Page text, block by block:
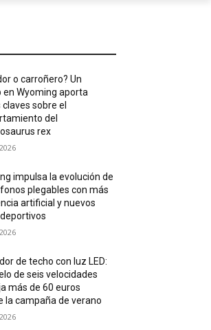
o carroñero? Un
en Wyoming aporta
sobre el
del
rex
impulsa la evolución de
plegables con más
artificial y nuevos
de techo con luz LED:
de seis velocidades
más de 60 euros
la campaña de verano